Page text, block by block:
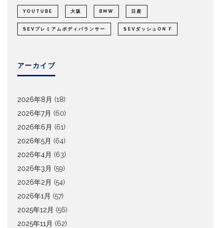
YOUTUBE 大阪 BMW 日産
SEVプレミアムボディバランサー SEVダッシュON F
アーカイブ
2026年8月 (18)
2026年7月 (60)
2026年6月 (61)
2026年5月 (64)
2026年4月 (63)
2026年3月 (59)
2026年2月 (54)
2026年1月 (57)
2025年12月 (56)
2025年11月 (62)